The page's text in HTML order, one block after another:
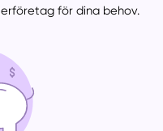
för dina behov.